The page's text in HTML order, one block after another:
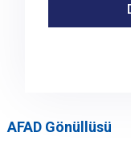
AFAD Gönüllüsü